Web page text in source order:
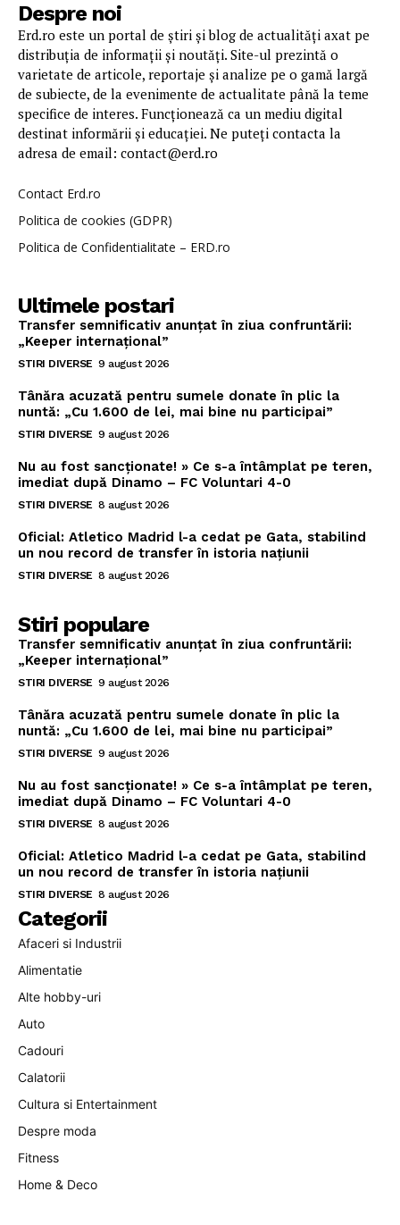
Despre noi
Erd.ro este un portal de știri și blog de actualități axat pe
distribuția de informații și noutăți. Site-ul prezintă o
varietate de articole, reportaje și analize pe o gamă largă
de subiecte, de la evenimente de actualitate până la teme
specifice de interes. Funcționează ca un mediu digital
destinat informării și educației. Ne puteți contacta la
adresa de email: contact@erd.ro
Contact Erd.ro
Politica de cookies (GDPR)
Politica de Confidentialitate – ERD.ro
Ultimele postari
Transfer semnificativ anunțat în ziua confruntării:
„Keeper internațional”
STIRI DIVERSE 9 august 2026
Tânăra acuzată pentru sumele donate în plic la
nuntă: „Cu 1.600 de lei, mai bine nu participai”
STIRI DIVERSE 9 august 2026
Nu au fost sancționate! » Ce s-a întâmplat pe teren,
imediat după Dinamo – FC Voluntari 4-0
STIRI DIVERSE 8 august 2026
Oficial: Atletico Madrid l-a cedat pe Gata, stabilind
un nou record de transfer în istoria națiunii
STIRI DIVERSE 8 august 2026
Stiri populare
Transfer semnificativ anunțat în ziua confruntării:
„Keeper internațional”
STIRI DIVERSE 9 august 2026
Tânăra acuzată pentru sumele donate în plic la
nuntă: „Cu 1.600 de lei, mai bine nu participai”
STIRI DIVERSE 9 august 2026
Nu au fost sancționate! » Ce s-a întâmplat pe teren,
imediat după Dinamo – FC Voluntari 4-0
STIRI DIVERSE 8 august 2026
Oficial: Atletico Madrid l-a cedat pe Gata, stabilind
un nou record de transfer în istoria națiunii
STIRI DIVERSE 8 august 2026
Categorii
Afaceri si Industrii
Alimentatie
Alte hobby-uri
Auto
Cadouri
Calatorii
Cultura si Entertainment
Despre moda
Fitness
Home & Deco